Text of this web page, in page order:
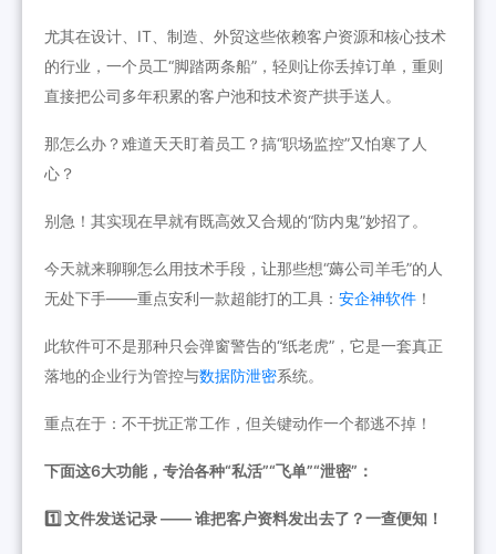
尤其在设计、IT、制造、外贸这些依赖客户资源和核心技术
的行业，一个员工“脚踏两条船”，轻则让你丢掉订单，重则
直接把公司多年积累的客户池和技术资产拱手送人。
那怎么办？难道天天盯着员工？搞“职场监控”又怕寒了人
心？
别急！其实现在早就有既高效又合规的“防内鬼”妙招了。
今天就来聊聊怎么用技术手段，让那些想“薅公司羊毛”的人
无处下手——重点安利一款超能打的工具： 安企神软件 ！
此软件可不是那种只会弹窗警告的“纸老虎”，它是一套真正
落地的企业行为管控与数据防泄密系统。
重点在于：不干扰正常工作，但关键动作一个都逃不掉！
下面这6大功能，专治各种“私活”“飞单”“泄密”：
1️⃣ 文件发送记录 —— 谁把客户资料发出去了？一查便知！